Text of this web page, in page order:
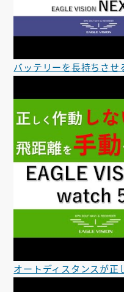
バッテリーを長持ちさせ
オートディスタンスが正